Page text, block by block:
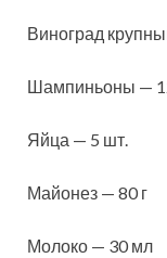
Виноград
Шампиньоны —
Яйца — 5 шт.
Майонез — 80 г
Молоко — 30 мл